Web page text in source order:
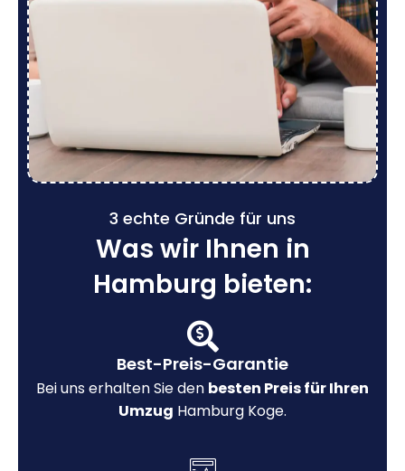
3 echte Gründe für uns
Was wir Ihnen in
Hamburg bieten:
Best-Preis-Garantie
Bei uns erhalten Sie den besten Preis für Ihren
Umzug Hamburg Koge.